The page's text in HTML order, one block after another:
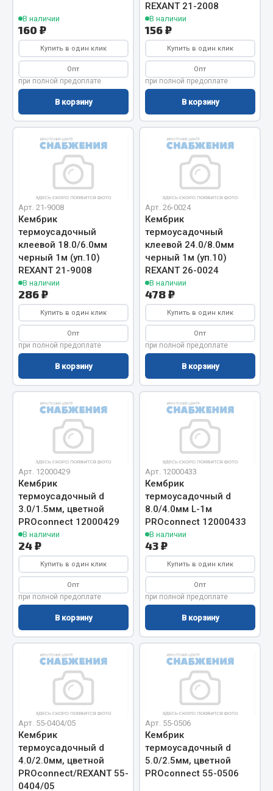
Цепи подъёмные
Весь раздел
Кольца уплотнительные
Лента конвейерная
Патрубки
Прокладки
Рукава высокого давления
Показать ещё
Весь раздел
Автомобильная электрика
Автолампы
Блоки реле и предохранителей
Вилки нагрузочные
Выключатели и переключатели клавишные
Выключатели кнопочные
Выключатель массы
Показать ещё
Весь раздел
Запчасти на полуприцепы
Амортизаторы для полуприцепов
Весь раздел
Запчасти КамАЗ
Двигатель
Система питания
Система выпуска газа
Система охлаждения
Сцепление
Коробка передач
Коробка передач ZF
Показать ещё
В наличии
160 ₽
Купить в один клик
Опт
при полной предоплате
В корзину
REXANT 21-2008
В наличии
156 ₽
Купить в один клик
Опт
при полной предоплате
В корзину
Арт. 21-9008
Кембрик
термоусадочный
клеевой 18.0/6.0мм
черный 1м (уп.10)
REXANT 21-9008
В наличии
286 ₽
Купить в один клик
Опт
при полной предоплате
В корзину
Арт. 26-0024
Кембрик
термоусадочный
клеевой 24.0/8.0мм
черный 1м (уп.10)
REXANT 26-0024
В наличии
478 ₽
Купить в один клик
Опт
при полной предоплате
В корзину
Арт. 12000429
Кембрик
термоусадочный d
3.0/1.5мм, цветной
PROconnect 12000429
В наличии
24 ₽
Купить в один клик
Опт
при полной предоплате
В корзину
Арт. 12000433
Кембрик
термоусадочный d
8.0/4.0мм L-1м
PROconnect 12000433
В наличии
43 ₽
Купить в один клик
Опт
при полной предоплате
В корзину
Арт. 55-0404/05
Кембрик
термоусадочный d
4.0/2.0мм, цветной
PROconnect/REXANT 55-
0404/05
Арт. 55-0506
Кембрик
термоусадочный d
5.0/2.5мм, цветной
PROconnect 55-0506